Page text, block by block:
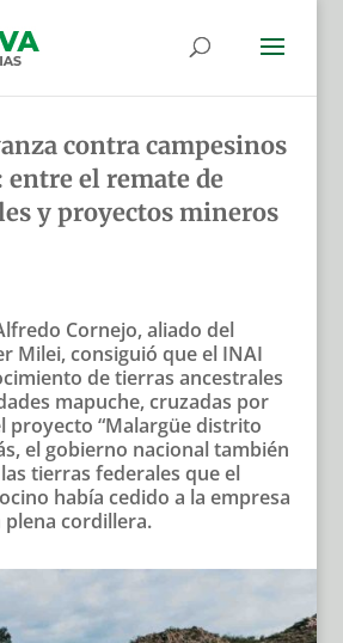
contra campesinos
entre el remate de
y proyectos mineros
Cornejo, aliado del
Milei, consiguió que el INAI
de tierras ancestrales
mapuche, cruzadas por
proyecto “Malargüe distrito
el gobierno nacional también
tierras federales que el
había cedido a la empresa
plena cordillera.